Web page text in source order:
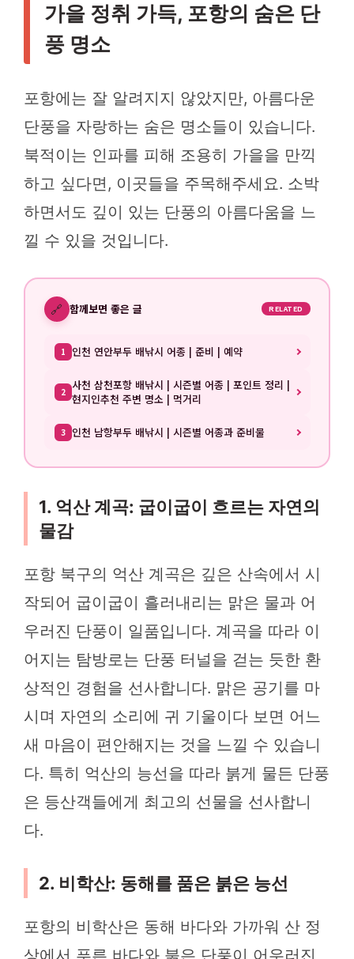
가을 정취 가득, 포항의 숨은 단
풍 명소
포항에는 잘 알려지지 않았지만, 아름다운
단풍을 자랑하는 숨은 명소들이 있습니다.
북적이는 인파를 피해 조용히 가을을 만끽
하고 싶다면, 이곳들을 주목해주세요. 소박
하면서도 깊이 있는 단풍의 아름다움을 느
낄 수 있을 것입니다.
🔗 함께보면 좋은 글 RELATED
1 인천 연안부두 배낚시 어종 | 준비 | 예약
2 사천 삼천포항 배낚시 | 시즌별 어종 | 포인트 정리 |
현지인추천 주변 명소 | 먹거리
3 인천 남항부두 배낚시 | 시즌별 어종과 준비물
1. 억산 계곡: 굽이굽이 흐르는 자연의
물감
포항 북구의 억산 계곡은 깊은 산속에서 시
작되어 굽이굽이 흘러내리는 맑은 물과 어
우러진 단풍이 일품입니다. 계곡을 따라 이
어지는 탐방로는 단풍 터널을 걷는 듯한 환
상적인 경험을 선사합니다. 맑은 공기를 마
시며 자연의 소리에 귀 기울이다 보면 어느
새 마음이 편안해지는 것을 느낄 수 있습니
다. 특히 억산의 능선을 따라 붉게 물든 단풍
은 등산객들에게 최고의 선물을 선사합니
다.
2. 비학산: 동해를 품은 붉은 능선
포항의 비학산은 동해 바다와 가까워 산 정